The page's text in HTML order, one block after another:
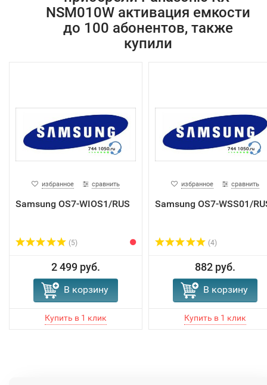
NSM010W активация емкости
до 100 абонентов, также
купили
избранное сравнить
Samsung OS7-WIOS1/RUS
(5)
2 499 руб.
В корзину
избранное сравнить
Samsung OS7-WSS01/
(4)
882 руб.
В корзину